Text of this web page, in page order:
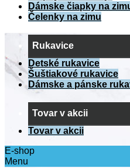
Dámske čiapky na
Čelenky na zimu
Rukavice
Detské rukavice
Šuštiakové rukavice
Dámske a pánske
Tovar v akcii
Tovar v akcii
E-shop
Menu